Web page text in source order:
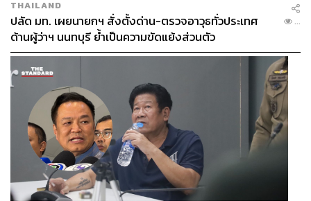
THAILAND
ปลัด มท. เผยนายกฯ สั่งตั้งด่าน-ตรวจอาวุธทั่วประเทศ
ด้านผู้ว่าฯ นนทบุรี ย้ำเป็นความขัดแย้งส่วนตัว
...